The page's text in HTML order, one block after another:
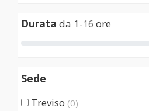
Durata da 1-16 ore
Sede
Treviso (0)